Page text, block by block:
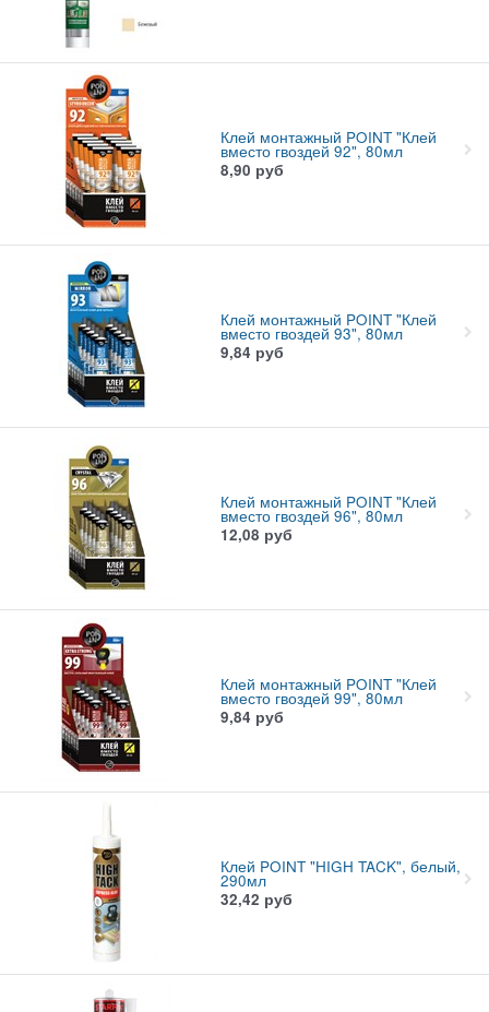
Клей монтажный POINT "Клей
вместо гвоздей 92", 80мл
8,90 руб
Клей монтажный POINT "Клей
вместо гвоздей 93", 80мл
9,84 руб
Клей монтажный POINT "Клей
вместо гвоздей 96", 80мл
12,08 руб
Клей монтажный POINT "Клей
вместо гвоздей 99", 80мл
9,84 руб
Клей POINT "HIGH TACK", белый,
290мл
32,42 руб